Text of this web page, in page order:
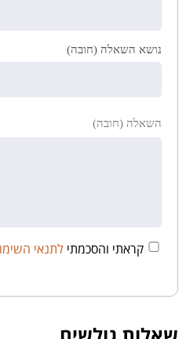
נושא השאלה (חובה)
השאלה (חובה)
קראתי והסכמתי לתנאי